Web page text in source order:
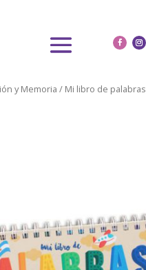
y Memoria / Mi libro de palabras